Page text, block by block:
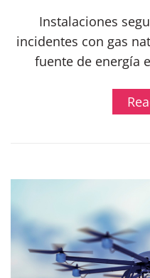
Instalaciones
incidentes con gas
fuente de energía